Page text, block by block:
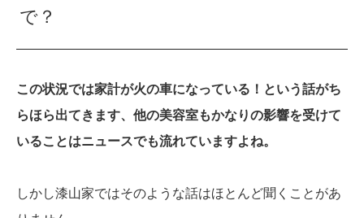
で？
この状況では家計が火の車になっている！という話がち
らほら出てきます、他の美容室もかなりの影響を受けて
いることはニュースでも流れていますよね。
しかし漆山家ではそのような話はほとんど聞くことがあ